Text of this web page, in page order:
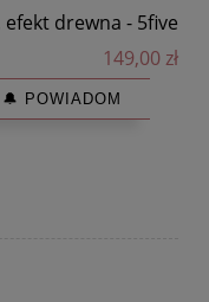
efekt drewna - 5five
149,00 zł
🔔 POWIADOM